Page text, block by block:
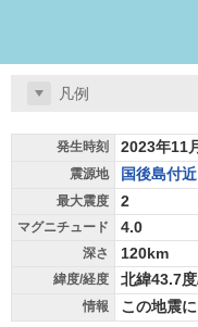
凡例
発生時刻 2023年11
震源地 国後島付近
最大震度 2
マグニチュード 4.0
深さ 120km
緯度/経度 北緯43.7
情報 この地震